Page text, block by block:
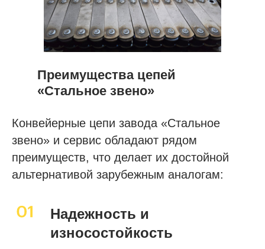
Преимущества цепей
«Стальное звено»
Конвейерные цепи завода «Стальное
звено» и сервис обладают рядом
преимуществ, что делает их достойной
альтернативой зарубежным аналогам:
Надежность и
износостойкость